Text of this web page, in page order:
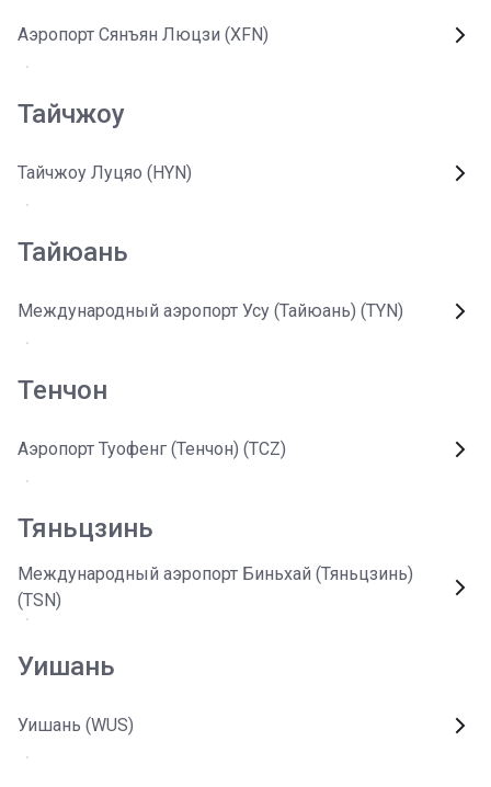
Аэропорт Сянъян Люцзи (XFN)
Тайчжоу
Тайчжоу Луцяо (HYN)
Тайюань
Международный аэропорт Усу (Тайюань) (TYN)
Тенчон
Аэропорт Туофенг (Тенчон) (TCZ)
Тяньцзинь
Международный аэропорт Биньхай (Тяньцзинь)
(TSN)
Уишань
Уишань (WUS)